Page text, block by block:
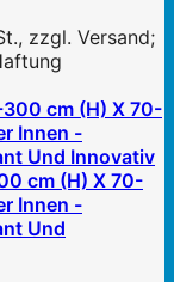
zzgl. Versand;
cm (H) X 70-
Innen -
Und